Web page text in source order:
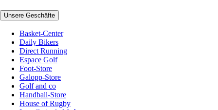
Unsere Geschäfte
Basket-Center
Daily Bikers
Direct Running
Espace Golf
Foot-Store
Galopp-Store
Golf and co
Handball-Store
House of Rugby